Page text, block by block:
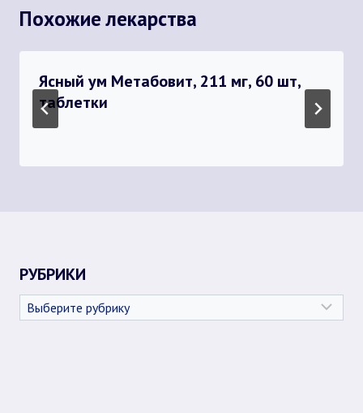
Похожие лекарства
Ясный ум Метабовит, 211 мг, 60 шт,
таблетки
РУБРИКИ
Рубрики